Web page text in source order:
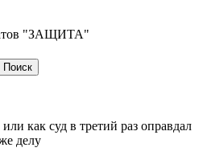
"ЗАЩИТА"
как суд в третий раз оправдал
делу